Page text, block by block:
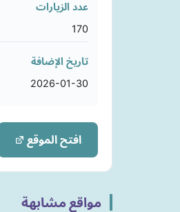
عدد الزيارات
170
تاريخ الإضافة
2026-01-30
افتح الموقع
مواقع مشابهة